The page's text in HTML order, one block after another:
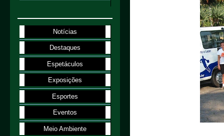
Notícias
Destaques
Espetáculos
Exposições
Esportes
Eventos
Meio Ambiente